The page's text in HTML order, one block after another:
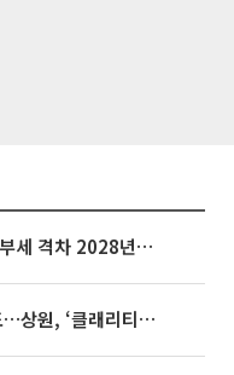
종부세 개편에도…1·3주택 종부세 격차 2028년부터 확대
미국, 가상자산 포괄 규제 속도…상원, ‘클래리티법’ 9월 절차투표 추진